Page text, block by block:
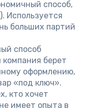
способ,
Используется
больших партий
способ
компания берет
оформлению,
«под ключ».
кто хочет
имеет опыта в